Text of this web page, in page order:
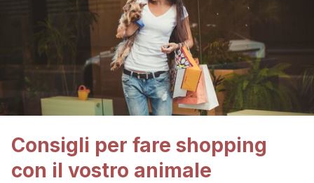
Consigli per fare shopping
con il vostro animale